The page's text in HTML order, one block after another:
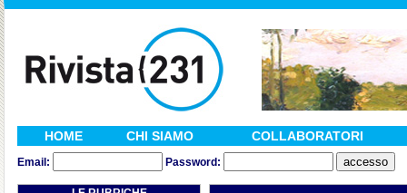
HOME CHI SIAMO COLLABORATORI
Email: Password: